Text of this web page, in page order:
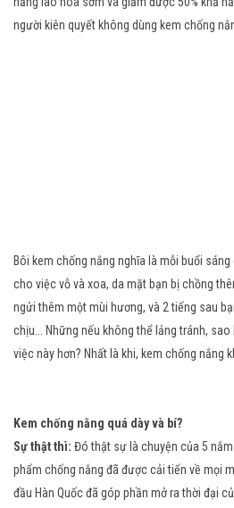
người kiên quyết không dùng kem chống
Bôi kem chống nắng nghĩa là mỗi buổi
cho việc vỗ và xoa, da mặt bạn bị chồng
ngửi thêm một mùi hương, và 2 tiếng sau
chịu... Những nếu không thể lảng tránh,
việc này hơn? Nhất là khi, kem chống nắng
Kem chống nằng quá dày và bí?
Sự thật thì: Đó thật sự là chuyện của 5
phẩm chống nắng đã được cải tiến về mọi
đầu Hàn Quốc đã góp phần mở ra thời đại